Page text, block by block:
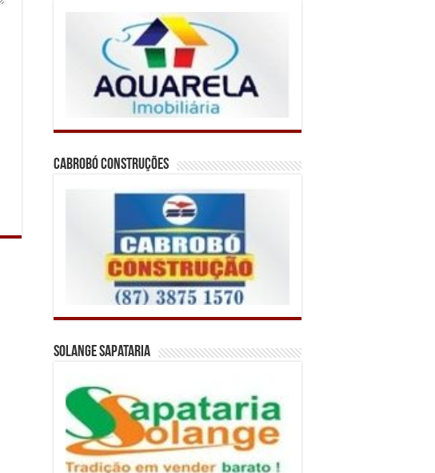
Cabrobó Construções
Solange Sapataria